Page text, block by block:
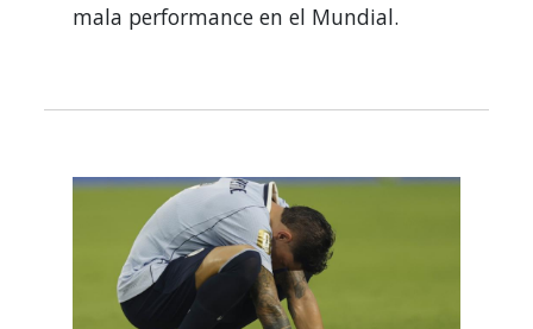
mala performance en el Mundial.